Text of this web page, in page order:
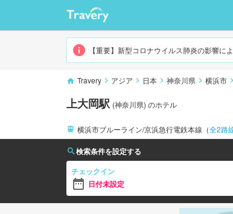
【重要】新型コロナウイルス肺炎の影響
Travery アジア 日本 神奈川県 横浜市
上大岡駅 (神奈川県) のホテル
横浜市ブルーライン/京浜急行電鉄本線 （全2路
検索条件を設定する
チェックイン
日付未設定